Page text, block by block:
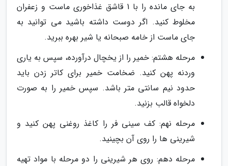
به جای مانده را با 1 قاشق غذاخوری ماست و زعفران
مخلوط کنید. اگر دوست داشته باشید می توانید به
جای ماست از خامه صبحانه یا شیر بهره ببرید.
مرحله هشتم: خمیر را از یخچال درآورده، سپس به یاری
وردنه پهن کنید. ضخامت خمیر برای کاتر زدن باید
حدود نیم سانتی متر باشد. سپس خمیر را به صورت
دلخواه قالب بزنید.
مرحله نهم: کف سینی فر را کاغذ روغنی پهن کنید و
شیرینی ها را روی آن بچینید.
مرحله دهم: روی هر شیرینی را دو مرحله با مواد تهیه